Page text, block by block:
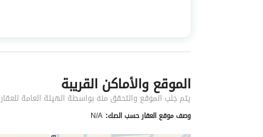
نوع العقار
شقق
خدمات العقار
كهرباء
نعم
الموقع والأماكن القريبة
يتم جلب الموقع والتحقق منه بواسطة الهيئة العامة للعقار
وصف موقع العقار حسب الصك: N/A